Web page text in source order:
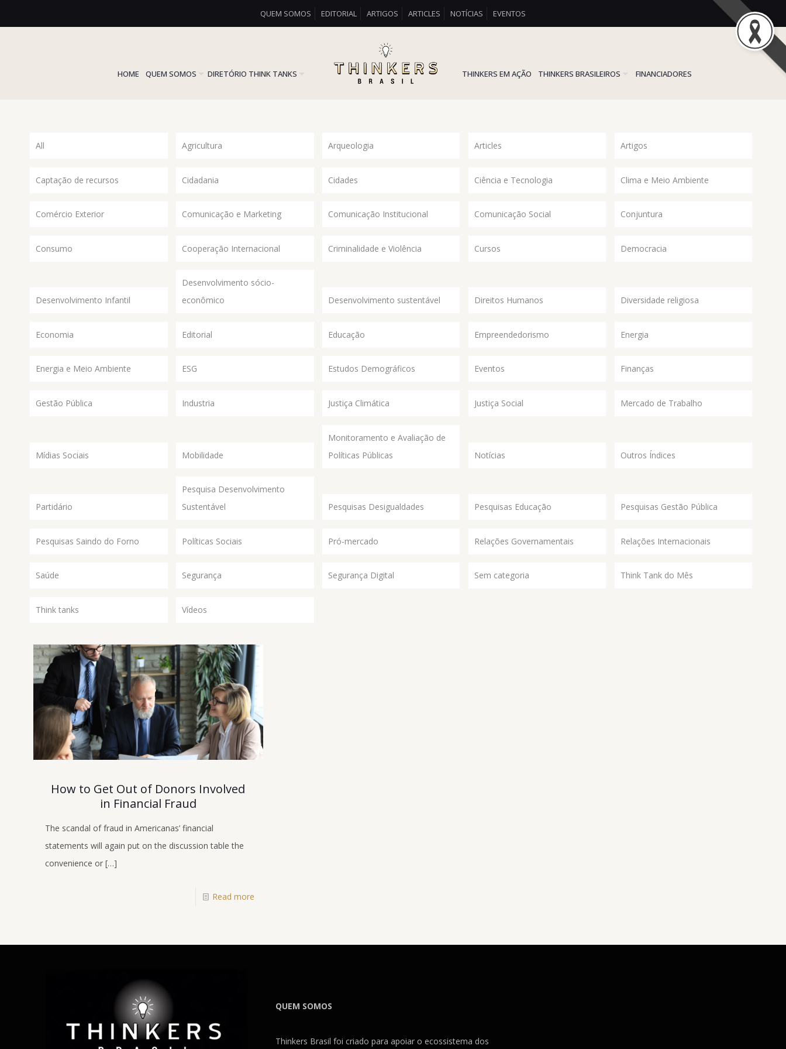
QUEM SOMOS EDITORIAL ARTIGOS ARTICLES NOTÍCIAS EVENTOS
HOME QUEM SOMOS DIRETÓRIO THINK TANKS THINKERS EM AÇÃO THINKERS BRASILEIROS FINANCIADORES
All Agricultura Arqueologia Articles Artigos
Captação de recursos Cidadania Cidades Ciência e Tecnologia Clima e Meio Ambiente
Comércio Exterior Comunicação e Marketing Comunicação Institucional Comunicação Social Conjuntura
Consumo Cooperação Internacional Criminalidade e Violência Cursos Democracia
Desenvolvimento Infantil
Desenvolvimento sócio-
econômico
Desenvolvimento sustentável Direitos Humanos Diversidade religiosa
Economia Editorial Educação Empreendedorismo Energia
Energia e Meio Ambiente ESG Estudos Demográficos Eventos Finanças
Gestão Pública Industria Justiça Climática Justiça Social Mercado de Trabalho
Mídias Sociais Mobilidade
Monitoramento e Avaliação de
Políticas Públicas
Notícias Outros Índices
Partidário
Pesquisa Desenvolvimento
Sustentável
Pesquisas Desigualdades Pesquisas Educação Pesquisas Gestão Pública
Pesquisas Saindo do Forno Políticas Sociais Pró-mercado Relações Governamentais Relações Internacionais
Saúde Segurança Segurança Digital Sem categoria Think Tank do Mês
Think tanks Vídeos
How to Get Out of Donors Involved
in Financial Fraud
The scandal of fraud in Americanas’ financial
statements will again put on the discussion table the
convenience or[…]
Read more
QUEM SOMOS
Thinkers Brasil foi criado para apoiar o ecossistema dos